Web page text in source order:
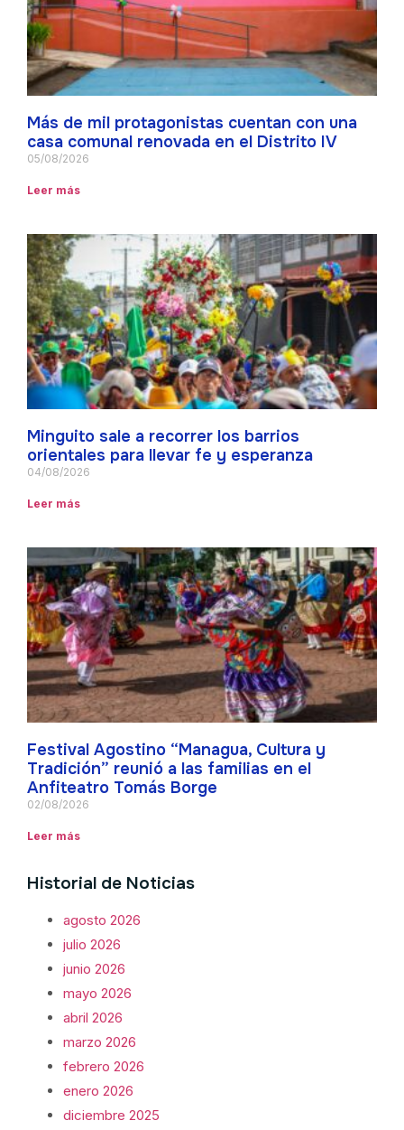
Más de mil protagonistas cuentan con una
casa comunal renovada en el Distrito IV
05/08/2026
Leer más
Minguito sale a recorrer los barrios
orientales para llevar fe y esperanza
04/08/2026
Leer más
Festival Agostino “Managua, Cultura y
Tradición” reunió a las familias en el
Anfiteatro Tomás Borge
02/08/2026
Leer más
Historial de Noticias
agosto 2026
julio 2026
junio 2026
mayo 2026
abril 2026
marzo 2026
febrero 2026
enero 2026
diciembre 2025